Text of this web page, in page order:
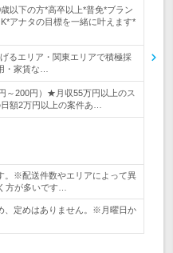
以下の方*高卒以上*普免*ブラン
アナタの目標を一緒に叶えます*
るエリア・関東エリアで積極採
・家賃な…
～200円）★月収55万円以上のス
額2万円以上の案件あ…
。※配送件数やエリアによって異
方が多いです…
、定めはありません。※月曜日か